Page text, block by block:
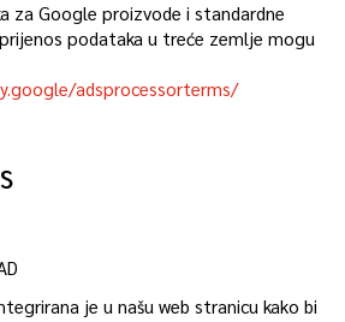
za Google proizvode i standardne
podataka u treće zemlje mogu
adsprocessorterms/
je u našu web stranicu kako bi